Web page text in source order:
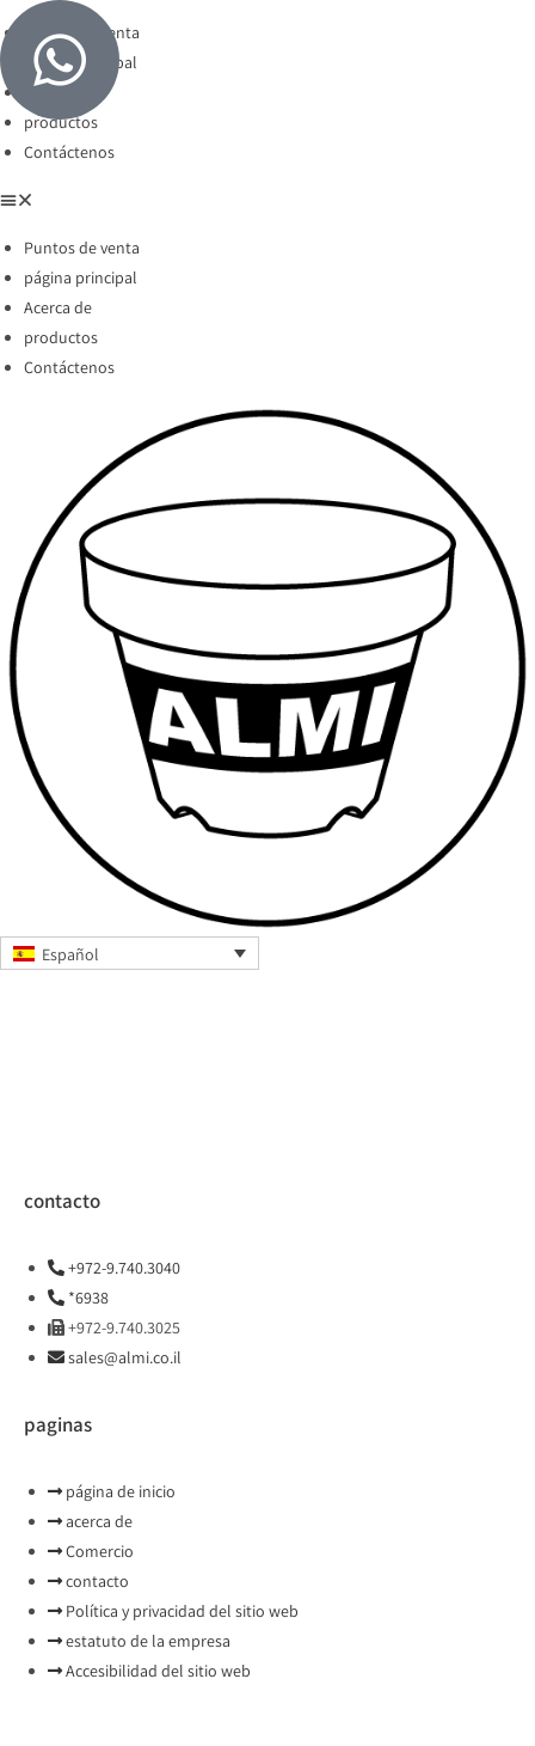
Español
Puntos de venta
página principal
Acerca de
productos
Contáctenos
Puntos de venta
página principal
Acerca de
productos
Contáctenos
paginas
página de inicio
acerca de
Comercio
contacto
Política y privacidad del sitio web
estatuto de la empresa
Accesibilidad del sitio web
contacto
+972-9.740.3040
*6938
+972-9.740.3025
sales@almi.co.il